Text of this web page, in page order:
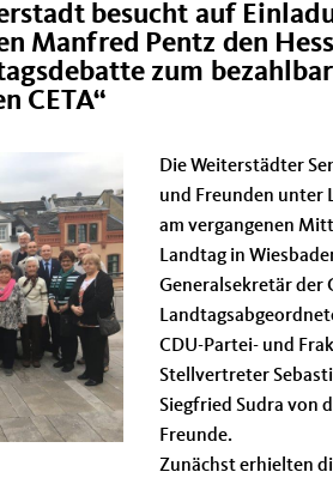
besucht auf
Manfred Pentz den
zum
CETA“
Die Weiterstädter
und Freunden unter
am vergangenen
Landtag in
Generalsekretär der
CDU-Partei- und
Stellvertreter
Siegfried Sudra von
Freunde.
Zunächst erhielten